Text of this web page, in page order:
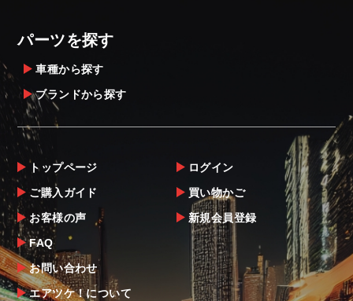
パーツを探す
車種から探す
ブランドから探す
トップページ
ご購入ガイド
お客様の声
FAQ
お問い合わせ
エアツケ！について
ログイン
買い物かご
新規会員登録